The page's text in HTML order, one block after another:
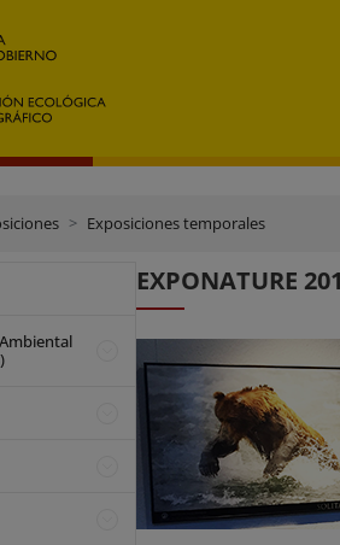
Exposiciones temporales
EXPONATURE